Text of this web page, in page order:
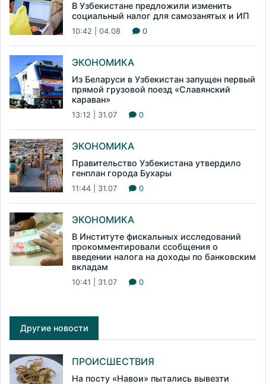
В Узбекистане предложили изменить
социальный налог для самозанятых и ИП
10:42 | 04.08 0
ЭКОНОМИКА
Из Беларуси в Узбекистан запущен первый
прямой грузовой поезд «Славянский
караван»
13:12 | 31.07 0
ЭКОНОМИКА
Правительство Узбекистана утвердило
генплан города Бухары
11:44 | 31.07 0
ЭКОНОМИКА
В Институте фискальных исследований
прокомментировали ссобщения о
введении налога на доходы по банковским
вкладам
10:41 | 31.07 0
Другие новости
ПРОИСШЕСТВИЯ
На посту «Навои» пытались вывезти